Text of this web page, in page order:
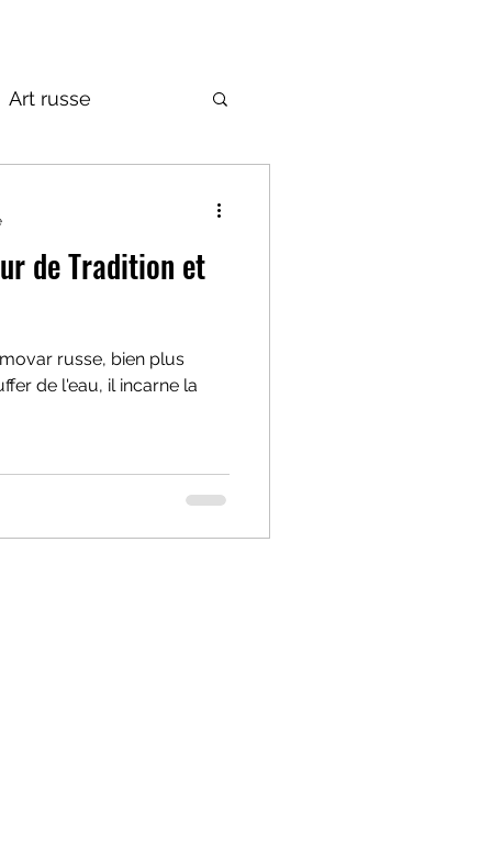
Art russe
russe, bien plus
de l'eau, il incarne la